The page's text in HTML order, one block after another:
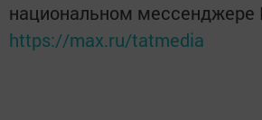
национальном мессенджере
https://max.ru/tatmedia